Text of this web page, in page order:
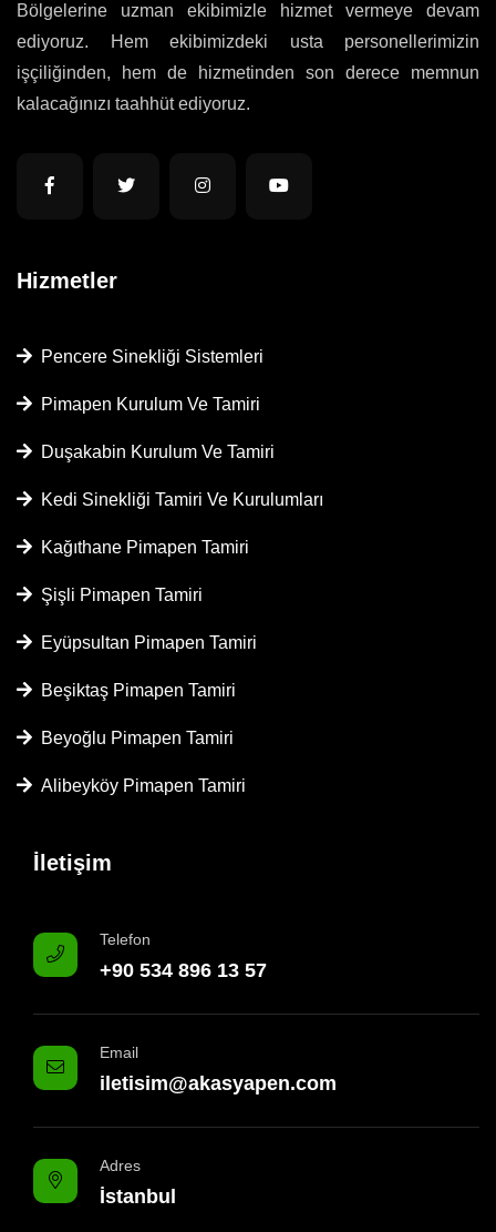
Bölgelerine uzman ekibimizle hizmet vermeye devam
ediyoruz. Hem ekibimizdeki usta personellerimizin
işçiliğinden, hem de hizmetinden son derece memnun
kalacağınızı taahhüt ediyoruz.
Hizmetler
Pencere Sinekliği Sistemleri
Pimapen Kurulum Ve Tamiri
Duşakabin Kurulum Ve Tamiri
Kedi Sinekliği Tamiri Ve Kurulumları
Kağıthane Pimapen Tamiri
Şişli Pimapen Tamiri
Eyüpsultan Pimapen Tamiri
Beşiktaş Pimapen Tamiri
Beyoğlu Pimapen Tamiri
Alibeyköy Pimapen Tamiri
İletişim
Telefon
+90 534 896 13 57
Email
iletisim@akasyapen.com
Adres
İstanbul